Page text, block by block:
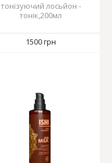
тонізуючий лосьйон -
тонік,200мл
1500 грн